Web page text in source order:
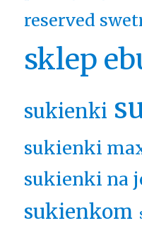
reserved
sklep
sukienki
sukienki
sukienki na
sukienkom